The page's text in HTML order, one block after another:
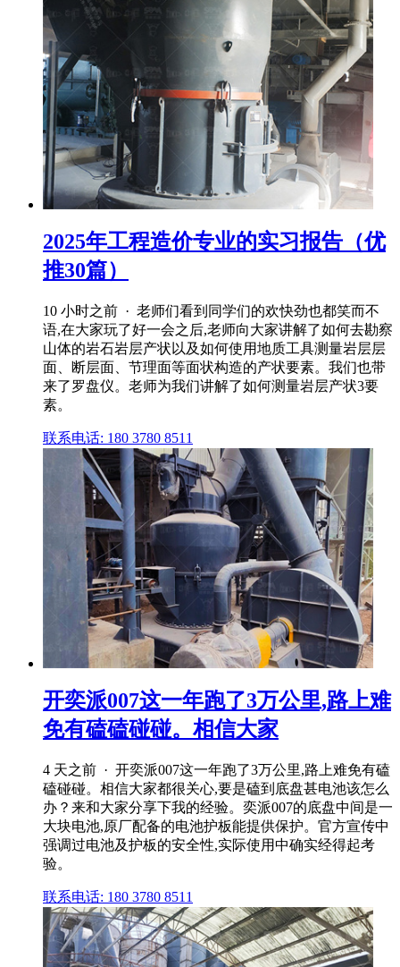
2025年工程造价专业的实习报告（优
推30篇）
10 小时之前 · 老师们看到同学们的欢快劲也都笑而不
语,在大家玩了好一会之后,老师向大家讲解了如何去勘察
山体的岩石岩层产状以及如何使用地质工具测量岩层层
面、断层面、节理面等面状构造的产状要素。我们也带
来了罗盘仪。老师为我们讲解了如何测量岩层产状3要
素。
联系电话: 180 3780 8511
开奕派007这一年跑了3万公里,路上难
免有磕磕碰碰。相信大家
4 天之前 · 开奕派007这一年跑了3万公里,路上难免有磕
磕碰碰。相信大家都很关心,要是磕到底盘甚电池该怎么
办？来和大家分享下我的经验。奕派007的底盘中间是一
大块电池,原厂配备的电池护板能提供保护。官方宣传中
强调过电池及护板的安全性,实际使用中确实经得起考
验。
联系电话: 180 3780 8511